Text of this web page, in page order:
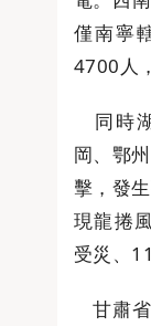
僅南寧
4700人
同時
岡、鄂
擊，發
現龍捲
受災、
甘肅